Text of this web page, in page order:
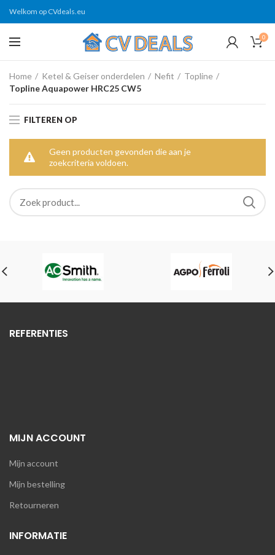
Welkom op CVdeals.eu
0
Home Ketel & Geiser onderdelen Nefit
Topline
Topline Aquapower HRC25 CW5
FILTEREN OP
Geen producten gevonden die aan je
zoekcriteria voldoen.
REFERENTIES
MIJN ACCOUNT
Mijn account
Mijn bestelling
Retourneren
INFORMATIE